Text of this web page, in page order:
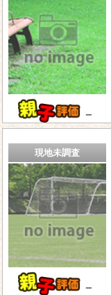
－
現地未調査
－